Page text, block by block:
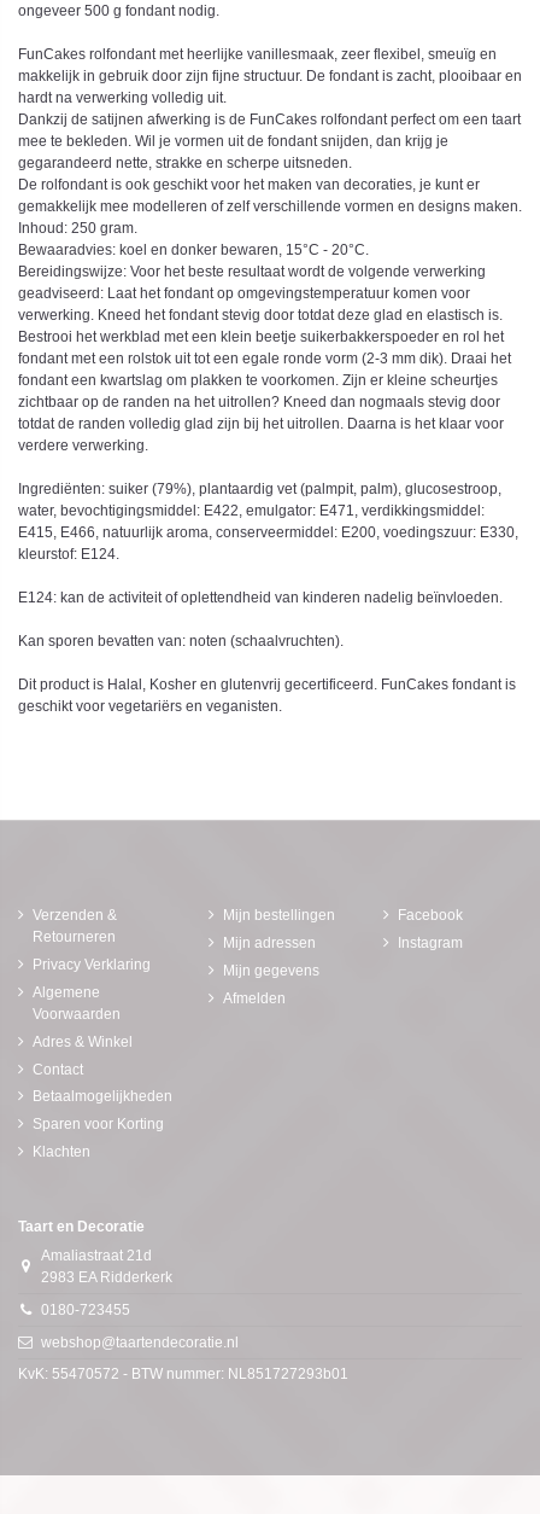
ongeveer 500 g fondant nodig.
FunCakes rolfondant met heerlijke vanillesmaak, zeer flexibel, smeuïg en
makkelijk in gebruik door zijn fijne structuur. De fondant is zacht, plooibaar en
hardt na verwerking volledig uit.
Dankzij de satijnen afwerking is de FunCakes rolfondant perfect om een taart
mee te bekleden. Wil je vormen uit de fondant snijden, dan krijg je
gegarandeerd nette, strakke en scherpe uitsneden.
De rolfondant is ook geschikt voor het maken van decoraties, je kunt er
gemakkelijk mee modelleren of zelf verschillende vormen en designs maken.
Inhoud: 250 gram.
Bewaaradvies: koel en donker bewaren, 15°C - 20°C.
Bereidingswijze: Voor het beste resultaat wordt de volgende verwerking
geadviseerd: Laat het fondant op omgevingstemperatuur komen voor
verwerking. Kneed het fondant stevig door totdat deze glad en elastisch is.
Bestrooi het werkblad met een klein beetje suikerbakkerspoeder en rol het
fondant met een rolstok uit tot een egale ronde vorm (2-3 mm dik). Draai het
fondant een kwartslag om plakken te voorkomen. Zijn er kleine scheurtjes
zichtbaar op de randen na het uitrollen? Kneed dan nogmaals stevig door
totdat de randen volledig glad zijn bij het uitrollen. Daarna is het klaar voor
verdere verwerking.
Ingrediënten: suiker (79%), plantaardig vet (palmpit, palm), glucosestroop,
water, bevochtigingsmiddel: E422, emulgator: E471, verdikkingsmiddel:
E415, E466, natuurlijk aroma, conserveermiddel: E200, voedingszuur: E330,
kleurstof: E124.
E124: kan de activiteit of oplettendheid van kinderen nadelig beïnvloeden.
Kan sporen bevatten van: noten (schaalvruchten).
Dit product is Halal, Kosher en glutenvrij gecertificeerd. FunCakes fondant is
geschikt voor vegetariërs en veganisten.
Verzenden &
Retourneren
Privacy Verklaring
Algemene
Voorwaarden
Adres & Winkel
Contact
Betaalmogelijkheden
Sparen voor Korting
Klachten
Mijn bestellingen
Mijn adressen
Mijn gegevens
Afmelden
Facebook
Instagram
Taart en Decoratie
Amaliastraat 21d
2983 EA Ridderkerk
0180-723455
webshop@taartendecoratie.nl
KvK: 55470572 - BTW nummer: NL851727293b01